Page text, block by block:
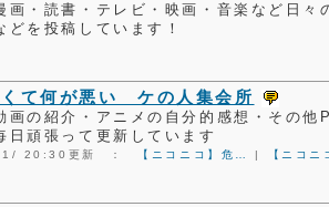
画・読書・テレビ・映画・音楽など日々
どを投稿しています！
くて何が悪い ケの人集会所
画の紹介・アニメの自分的感想・その
日頑張って更新しています
20:30更新 ： 【ニコニコ】危… | 【ニコ